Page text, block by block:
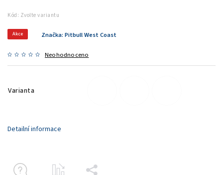
Kód: Zvolte variantu
Akce
Neohodnoceno
Značka: Pitbull West Coast
Varianta
Detailní informace